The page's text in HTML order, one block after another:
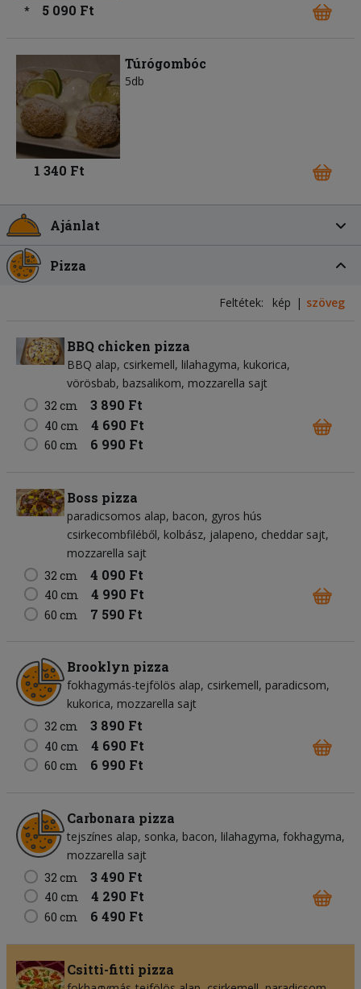
* 5 090 Ft
Túrógombóc
5db
1 340 Ft
Ajánlat
Pizza
Feltétek: kép szöveg
BBQ chicken pizza
BBQ alap csirkemell lilahagyma kukorica
vörösbab bazsalikom mozzarella sajt
32 cm
3 890 Ft
40 cm 4 690 Ft
60 cm 6 990 Ft
Boss pizza
paradicsomos alap bacon gyros hús
csirkecombfiléből kolbász jalapeno cheddar sajt
mozzarella sajt
32 cm
4 090 Ft
40 cm 4 990 Ft
60 cm 7 590 Ft
Brooklyn pizza
fokhagymás-tejfölös alap csirkemell paradicsom
kukorica mozzarella sajt
32 cm
3 890 Ft
40 cm 4 690 Ft
60 cm 6 990 Ft
Carbonara pizza
tejszínes alap sonka bacon lilahagyma fokhagyma
mozzarella sajt
32 cm
3 490 Ft
40 cm 4 290 Ft
60 cm 6 490 Ft
Csitti-fitti pizza